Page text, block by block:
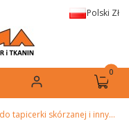
Polski Zł
Zaloguj się Koszyk
> Preparaty do tapicerki skórzanej i innych wyrobów ze skóry